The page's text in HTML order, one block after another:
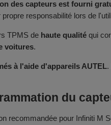
des capteurs est fourni
responsabilité lors de
TPMS de haute qualité qui
voitures.
à l'aide d'appareils AUTEL.
du
recommandée pour Infiniti M